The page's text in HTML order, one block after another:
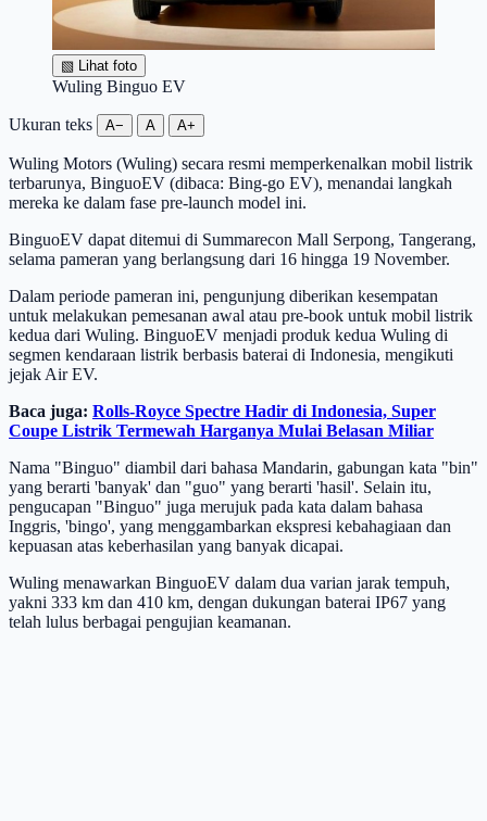
▧ Lihat foto
Wuling Binguo EV
Ukuran teks A− A A+
Wuling Motors (Wuling) secara resmi memperkenalkan mobil listrik
terbarunya, BinguoEV (dibaca: Bing-go EV), menandai langkah
mereka ke dalam fase pre-launch model ini.
BinguoEV dapat ditemui di Summarecon Mall Serpong, Tangerang,
selama pameran yang berlangsung dari 16 hingga 19 November.
Dalam periode pameran ini, pengunjung diberikan kesempatan
untuk melakukan pemesanan awal atau pre-book untuk mobil listrik
kedua dari Wuling. BinguoEV menjadi produk kedua Wuling di
segmen kendaraan listrik berbasis baterai di Indonesia, mengikuti
jejak Air EV.
Baca juga: Rolls-Royce Spectre Hadir di Indonesia, Super
Coupe Listrik Termewah Harganya Mulai Belasan Miliar
Nama "Binguo" diambil dari bahasa Mandarin, gabungan kata "bin"
yang berarti 'banyak' dan "guo" yang berarti 'hasil'. Selain itu,
pengucapan "Binguo" juga merujuk pada kata dalam bahasa
Inggris, 'bingo', yang menggambarkan ekspresi kebahagiaan dan
kepuasan atas keberhasilan yang banyak dicapai.
Wuling menawarkan BinguoEV dalam dua varian jarak tempuh,
yakni 333 km dan 410 km, dengan dukungan baterai IP67 yang
telah lulus berbagai pengujian keamanan.